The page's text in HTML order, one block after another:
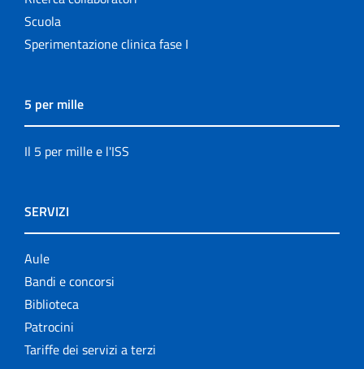
Scuola
Sperimentazione clinica fase I
5 per mille
Il 5 per mille e l'ISS
SERVIZI
Aule
Bandi e concorsi
Biblioteca
Patrocini
Tariffe dei servizi a terzi